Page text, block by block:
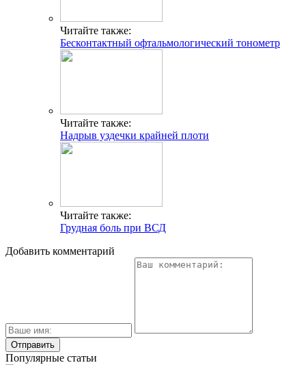
Читайте также:
Бесконтактный офтальмологический тонометр
Читайте также:
Надрыв уздечки крайней плоти
Читайте также:
Грудная боль при ВСД
Добавить комментарий
Популярные статьи